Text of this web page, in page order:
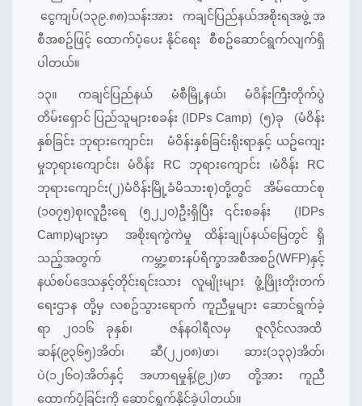
ငွေကျပ်(၁၃၉.၈၈)သန်းအား ကချင်ပြည်နယ်အစိုးရအဖွဲ့ အ
စီအစဥ်ဖြင့် ထောက်ပံ့ပေး နိုင်ရေး စီစဥ်ဆောင်ရွက်လျက်ရှိ
ပါတယ်။
၁၃။
ကချင်ပြည်နယ် မံစီမြို့နယ်၊ မံဝိန်းကြီးတိုက်ပွဲ
တိမ်းရှောင် ပြည်သူများစခန်း (IDPs Camp) (၅)ခု (မံဝိန်း
နှစ်ခြင်း ဘုရားကျောင်း၊ မံဝိန်းနှစ်ခြင်းရိုးရာနှင့် ယဥ်ကျေး
မှုဘုရားကျောင်း၊ မံဝိန်း RC ဘုရားကျောင်း ၊မံဝိန်း RC
ဘုရားကျောင်း(၂)မံဝိန်းမြို့ခံမိသားစု)တို့တွင် အိမ်ထောင်စု
(၁၀၇၅)စု၊လူဦးရေ (၅၂၂၀)ဦးရှိပြီး ၎င်းစခန်း (IDPs
Camp)များမှာ အစိုးရကွဲကဲမှု ထိန်းချုပ်နယ်မြေတွင် ရှိ
သည့်အတွက် ကမ္ဘာ့စားနပ်ရိက္ခာအစီအစဥ်(WFP)နှင့်
နယ်စပ်ဒေသနှင့်တိုင်းရင်းသား လူမျိုးများ ဖွံ့ဖြိုးတိုးတက်
ရေးဌာန တို့မှ လစဥ်သွားရောက် ကူညီမှုများ ဆောင်ရွက်ခဲ့
ရာ ၂၀၁၆ ခုနှစ်၊ ဇန်နဝါရီလမှ ဇူလိုင်လအထိ
ဆန်(၉၃၆၅)အိတ်၊ ဆီ(၂၂၀၈)ဖာ၊ ဆား(၁၃၃)အိတ်၊
ပဲ(၁၂၆၀)အိတ်နှင့် အဟာရမှုန့်(၉၂)ဖာ တို့အား ကူညီ
ထောက်ပံ့ခြင်းကို ဆောင်ရွက်နိုင်ခဲ့ပါတယ်။